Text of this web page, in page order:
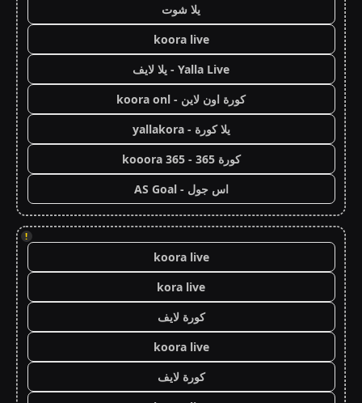
يلا شوت
koora live
Yalla Live - يلا لايف
كورة اون لاين - koora onl
يلا كورة - yallakora
كورة 365 - kooora 365
اس جول - AS Goal
!
koora live
kora live
كورة لايف
koora live
كورة لايف